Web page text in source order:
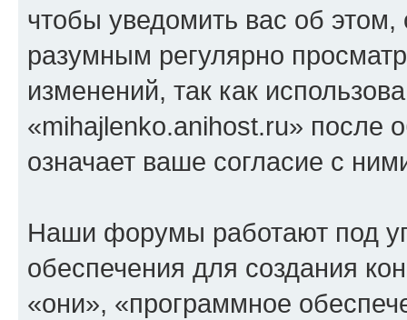
чтобы уведомить вас об
разумным регулярно
изменений, так как
«mihajlenko.anihost.ru» после
означает ваше согласие с
Наши форумы работают под
обеспечения для создания
«они», «программное